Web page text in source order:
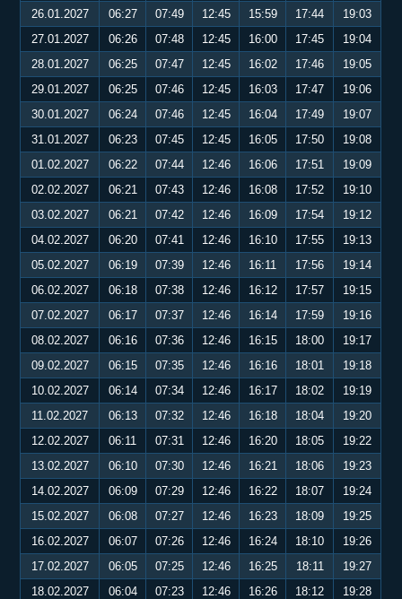
26.01.2027
06:27 07:49 12:45 15:59 17:44
19:03
27.01.2027
06:26 07:48 12:45 16:00 17:45
19:04
28.01.2027
06:25 07:47 12:45 16:02 17:46
19:05
29.01.2027
06:25 07:46 12:45 16:03 17:47
19:06
30.01.2027
06:24 07:46 12:45 16:04 17:49
19:07
31.01.2027
06:23 07:45 12:45 16:05 17:50
19:08
01.02.2027
06:22 07:44 12:46 16:06 17:51
19:09
02.02.2027
06:21 07:43 12:46 16:08 17:52
19:10
03.02.2027
06:21 07:42 12:46 16:09 17:54
19:12
04.02.2027
06:20 07:41 12:46 16:10 17:55
19:13
05.02.2027
06:19 07:39 12:46 16:11 17:56
19:14
06.02.2027
06:18 07:38 12:46 16:12 17:57
19:15
07.02.2027
06:17 07:37 12:46 16:14 17:59
19:16
08.02.2027
06:16 07:36 12:46 16:15 18:00
19:17
09.02.2027
06:15 07:35 12:46 16:16 18:01
19:18
10.02.2027
06:14 07:34 12:46 16:17 18:02
19:19
11.02.2027
06:13 07:32 12:46 16:18 18:04
19:20
12.02.2027
06:11 07:31 12:46 16:20 18:05
19:22
13.02.2027
06:10 07:30 12:46 16:21 18:06
19:23
14.02.2027
06:09 07:29 12:46 16:22 18:07
19:24
15.02.2027
06:08 07:27 12:46 16:23 18:09
19:25
16.02.2027
06:07 07:26 12:46 16:24 18:10
19:26
17.02.2027
06:05 07:25 12:46 16:25 18:11
19:27
18.02.2027
06:04 07:23 12:46 16:26 18:12
19:28